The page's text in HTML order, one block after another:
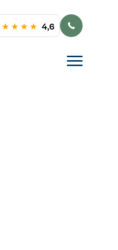
★ ★ ★ ★ 4,6